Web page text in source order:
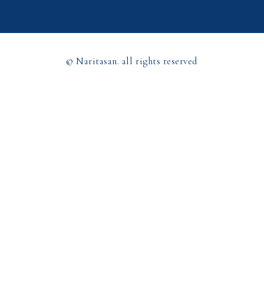
© Naritasan. all rights reserved